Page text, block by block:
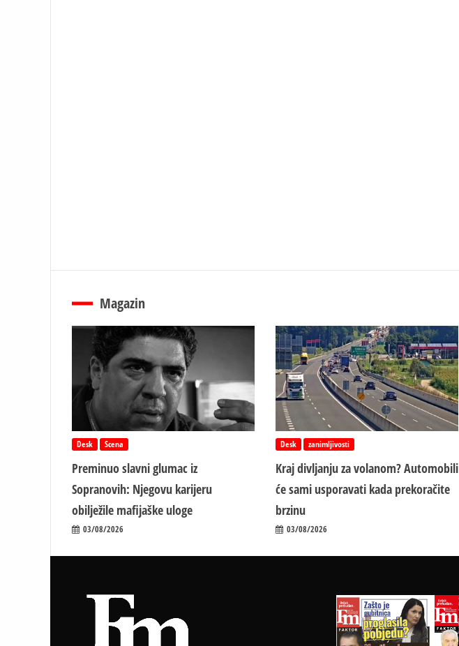
Magazin
Desk Scena
Preminuo slavni glumac iz
Sopranovih: Njegovu karijeru
obilježile mafijaške uloge
03/08/2026
Desk zanimljivosti
Kraj divljanju za volanom? Automobili
će sami usporavati kada prekoračite
brzinu
03/08/2026